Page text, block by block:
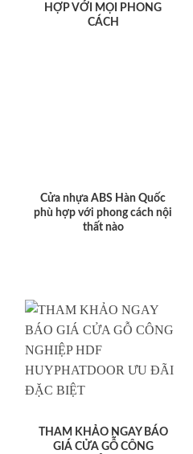
HỢP VỚI MỌI PHONG
CÁCH
Cửa nhựa ABS Hàn Quốc
phù hợp với phong cách nội
thất nào
THAM KHẢO NGAY BÁO
GIÁ CỬA GỖ CÔNG